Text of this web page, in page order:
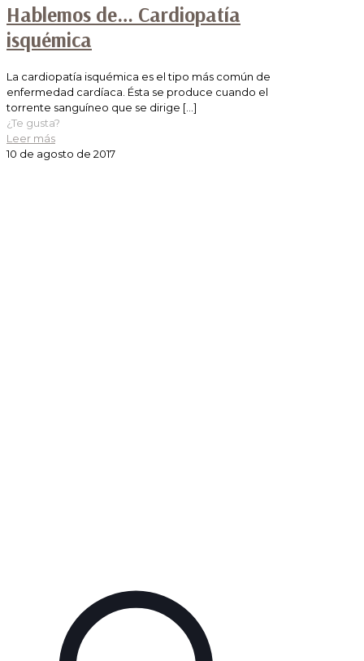
Hablemos de… Cardiopatía
isquémica
La cardiopatía isquémica es el tipo más común de
enfermedad cardíaca. Ésta se produce cuando el
torrente sanguíneo que se dirige […]
¿Te gusta?
Leer más
10 de agosto de 2017